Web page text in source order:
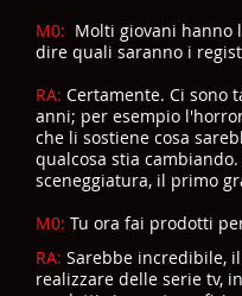
M0: Molti giovani hanno
dire quali saranno i
RA: Certamente. Ci sono
anni; per esempio
che li sostiene cosa
qualcosa stia
sceneggiatura, il primo
M0: Tu ora fai prodotti
RA: Sarebbe incredibile,
realizzare delle serie tv,